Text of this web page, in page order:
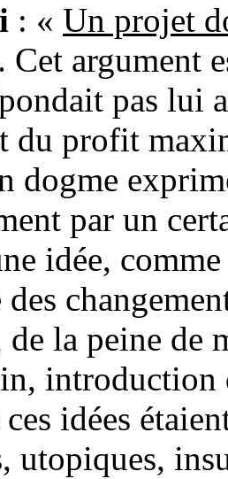
: « Un projet
Cet argument
pas lui
du profit
dogme
par un
idée,
de la peine
introduction
idées
utopiques,